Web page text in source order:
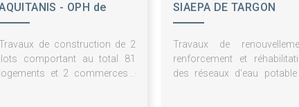
- OPH de
Travaux de construction de 2
ilots comportant au total 81
logements et 2 commerces -
SIAEPA DE TARGON
Travaux de
renforcement et
des réseaux d'eau